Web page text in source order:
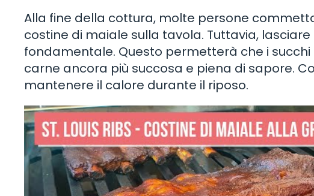
Alla fine della cottura, molte persone
costine di maiale sulla tavola. Tuttavia,
fondamentale. Questo permetterà che i
carne ancora più succosa e piena di sapore.
mantenere il calore durante il riposo.